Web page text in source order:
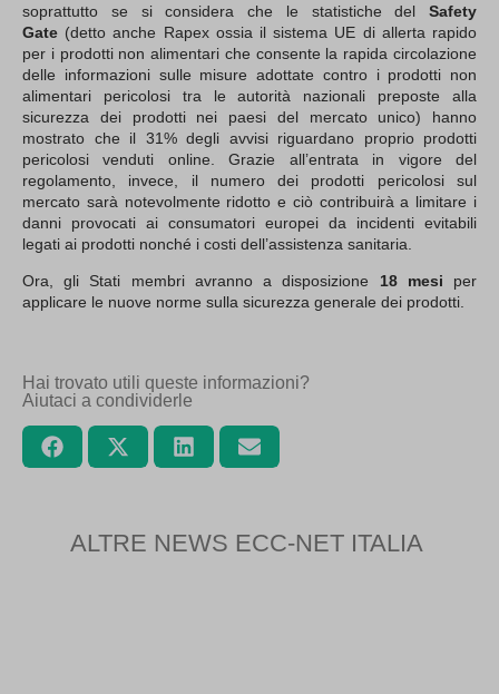
soprattutto se si considera che le statistiche del Safety
Gate (detto anche Rapex ossia il sistema UE di allerta rapido
per i prodotti non alimentari che consente la rapida circolazione
delle informazioni sulle misure adottate contro i prodotti non
alimentari pericolosi tra le autorità nazionali preposte alla
sicurezza dei prodotti nei paesi del mercato unico) hanno
mostrato che il 31% degli avvisi riguardano proprio prodotti
pericolosi venduti online. Grazie all’entrata in vigore del
regolamento, invece, il numero dei prodotti pericolosi sul
mercato sarà notevolmente ridotto e ciò contribuirà a limitare i
danni provocati ai consumatori europei da incidenti evitabili
legati ai prodotti nonché i costi dell’assistenza sanitaria.
Ora, gli Stati membri avranno a disposizione 18 mesi per
applicare le nuove norme sulla sicurezza generale dei prodotti.
Hai trovato utili queste informazioni?
Aiutaci a condividerle
ALTRE NEWS ECC-NET ITALIA